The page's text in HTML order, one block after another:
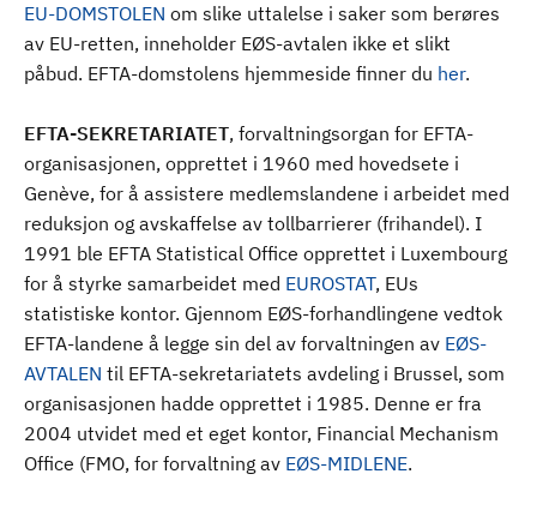
EU-DOMSTOLEN om slike uttalelse i saker som berøres
av EU-retten, inneholder EØS-avtalen ikke et slikt
påbud. EFTA-domstolens hjemmeside finner du her.
EFTA-SEKRETARIATET, forvaltningsorgan for EFTA-
organisasjonen, opprettet i 1960 med hovedsete i
Genève, for å assistere medlemslandene i arbeidet med
reduksjon og avskaffelse av tollbarrierer (frihandel). I
1991 ble EFTA Statistical Office opprettet i Luxembourg
for å styrke samarbeidet med EUROSTAT, EUs
statistiske kontor. Gjennom EØS-forhandlingene vedtok
EFTA-landene å legge sin del av forvaltningen av EØS-
AVTALEN til EFTA-sekretariatets avdeling i Brussel, som
organisasjonen hadde opprettet i 1985. Denne er fra
2004 utvidet med et eget kontor, Financial Mechanism
Office (FMO, for forvaltning av EØS-MIDLENE.